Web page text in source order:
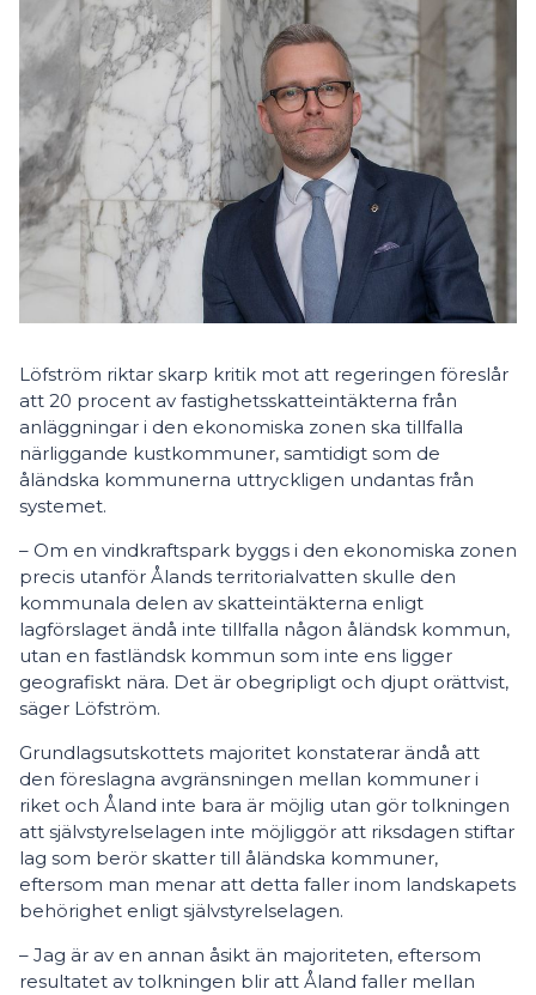
Löfström riktar skarp kritik mot att regeringen föreslår
att 20 procent av fastighetsskatteintäkterna från
anläggningar i den ekonomiska zonen ska tillfalla
närliggande kustkommuner, samtidigt som de
åländska kommunerna uttryckligen undantas från
systemet.
– Om en vindkraftspark byggs i den ekonomiska zonen
precis utanför Ålands territorialvatten skulle den
kommunala delen av skatteintäkterna enligt
lagförslaget ändå inte tillfalla någon åländsk kommun,
utan en fastländsk kommun som inte ens ligger
geografiskt nära. Det är obegripligt och djupt orättvist,
säger Löfström.
Grundlagsutskottets majoritet konstaterar ändå att
den föreslagna avgränsningen mellan kommuner i
riket och Åland inte bara är möjlig utan gör tolkningen
att självstyrelselagen inte möjliggör att riksdagen stiftar
lag som berör skatter till åländska kommuner,
eftersom man menar att detta faller inom landskapets
behörighet enligt självstyrelselagen.
– Jag är av en annan åsikt än majoriteten, eftersom
resultatet av tolkningen blir att Åland faller mellan